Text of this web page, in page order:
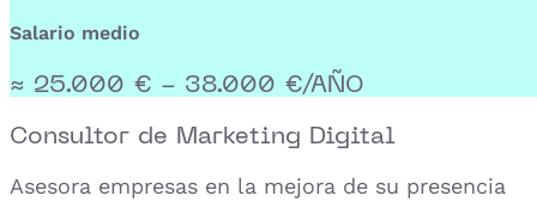
Salario medio
≈ 25.000 € - 38.000 €/AÑO
Consultor de Marketing Digital
Asesora empresas en la mejora de su presencia